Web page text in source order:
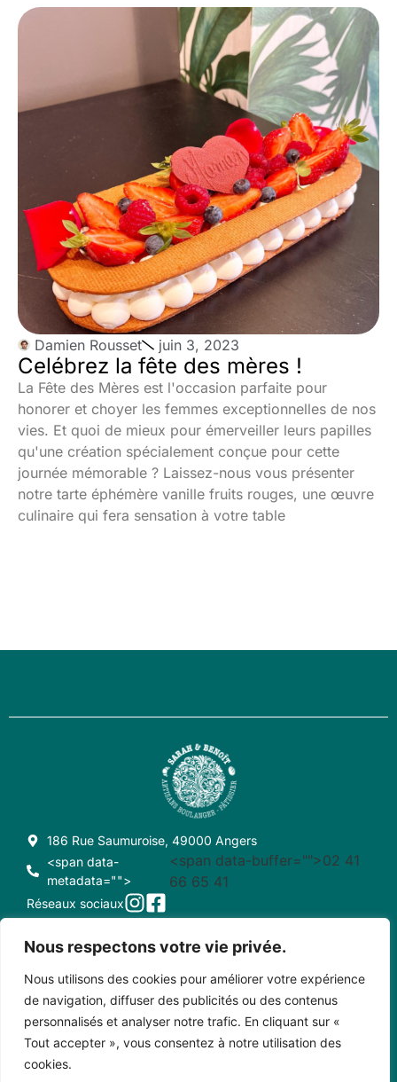
Nous respectons votre vie privée.
Nous utilisons des cookies pour améliorer votre expérience
de navigation, diffuser des publicités ou des contenus
personnalisés et analyser notre trafic. En cliquant sur «
Tout accepter », vous consentez à notre utilisation des
cookies.
Damien Rousset juin 3, 2023
Celébrez la fête des mères !
La Fête des Mères est l'occasion parfaite pour
honorer et choyer les femmes exceptionnelles de nos
vies. Et quoi de mieux pour émerveiller leurs papilles
qu'une création spécialement conçue pour cette
journée mémorable ? Laissez-nous vous présenter
notre tarte éphémère vanille fruits rouges, une œuvre
culinaire qui fera sensation à votre table
186 Rue Saumuroise, 49000 Angers
<span data-
metadata="">
<span data-buffer="">02 41
66 65 41
Réseaux sociaux
CONDITIONS GÉNÉRALES DE VENTE CRÉDITS
MENTIONS LÉGALES